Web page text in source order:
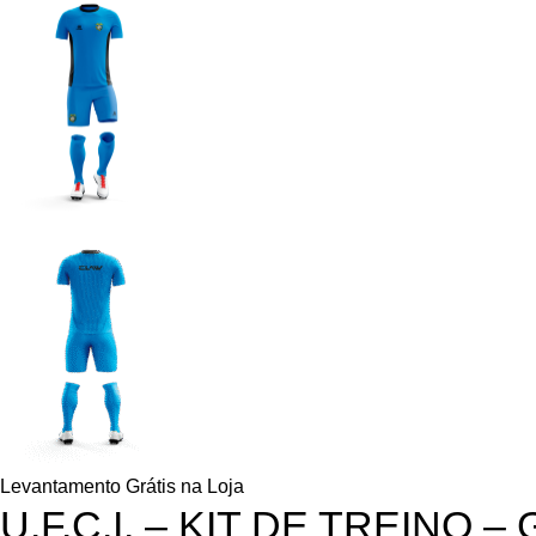
Levantamento Grátis na Loja
U.F.C.I. – KIT DE TREINO –